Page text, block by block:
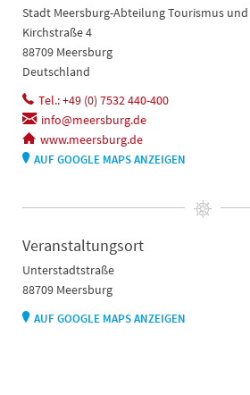
Stadt Meersburg-Abteilung Tourismus
Kirchstraße 4
88709 Meersburg
Deutschland
Tel.: +49 (0) 7532 440-400
info@meersburg.de
www.meersburg.de
AUF GOOGLE MAPS ANZEIGEN
Veranstaltungsort
Unterstadtstraße
88709 Meersburg
AUF GOOGLE MAPS ANZEIGEN